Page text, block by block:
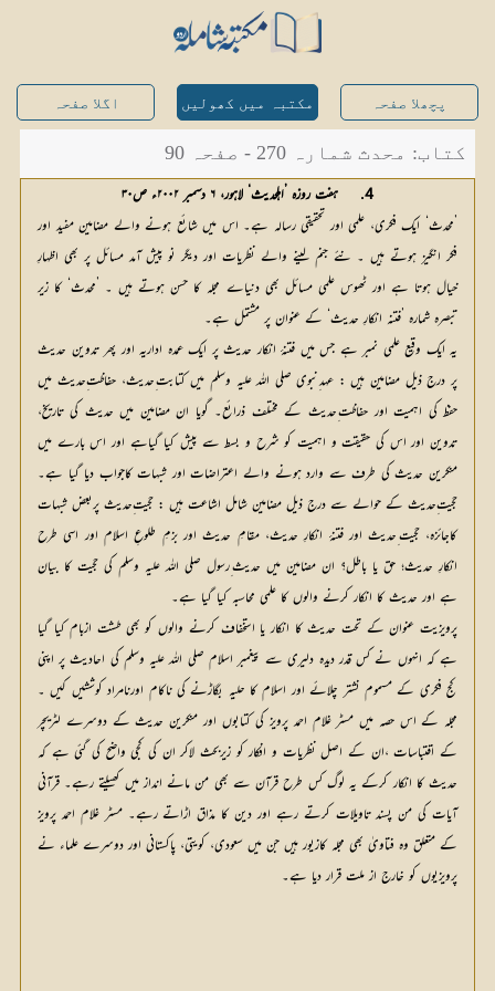
پچھلا صفحہ مکتبہ میں کھولیں اگلا صفحہ
کتاب: محدث شمارہ 270 - صفحہ 90
4. 	ہفت روزہ ’اہلحدیث‘ لاہور، ۶ دسمبر ۲۰۰۲ء ص۳۰
’محدث‘ ایک فکری، علمی اور تحقیقی رسالہ ہے۔ اس میں شائع ہونے والے مضامین مفید اور
فکر انگیز ہوتے ہیں ۔ نئے جنم لینے والے نظریات اور دیگر نو پیش آمد مسائل پر بھی اظہارِ
خیال ہوتا ہے اور ٹھوس علمی مسائل بھی دنیاے مجلہ کا حسن ہوتے ہیں ۔ ’محدث‘ کا زیر
تبصرہ شمارہ ’فتنہ انکارِ حدیث‘ کے عنوان پر مشتمل ہے۔
یہ ایک وقیع علمی نمبر ہے جس میں فتنۂ انکار حدیث پر ایک عمدہ اداریہ اور پھر تدوین حدیث
پر درج ذیل مضامین ہیں : عہد ِنبوی صلی اللہ علیہ وسلم میں کتابت ِحدیث، حفاظت ِحدیث میں
حفظ کی اہمیت اور حفاظت ِحدیث کے مختلف ذرائع۔ گویا ان مضامین میں حدیث کی تاریخ،
تدوین اور اس کی حقیقت و اہمیت کو شرح و بسط سے پیش کیا گیاہے اور اس بارے میں
منکرین حدیث کی طرف سے وارد ہونے والے اعتراضات اور شبہات کاجواب دیا گیا ہے۔
حجیت ِحدیث کے حوالے سے درج ذیل مضامین شامل اشاعت ہیں : حجیت ِحدیث پربعض شبہات
کاجائزہ، حجیت ِحدیث اور فتنۂ انکارِ حدیث، مقامِ حدیث اور بزمِ طلوعِ اسلام اور اسی طرح
انکارِ حدیث؛ حق یا باطل؟ ان مضامین میں حدیث ِرسول صلی اللہ علیہ وسلم کی حجیت کا بیان
ہے اور حدیث کا انکار کرنے والوں کا علمی محاسبہ کیا گیا ہے۔
پرویزیت عنوان کے تحت حدیث کا انکار یا استخفاف کرنے والوں کو بھی طشت ازبام کیا گیا
ہے کہ انہوں نے کس قدر دیدہ دلیری سے پیغمبر اسلام صلی اللہ علیہ وسلم کی احادیث پر اپنی
کج فکری کے مسموم نشتر چلائے اور اسلام کا حلیہ بگاڑنے کی ناکام اورنامراد کوششیں کیں ۔
مجلہ کے اس حصہ میں مسٹر غلام احمد پرویز کی کتابوں اور منکرین حدیث کے دوسرے لٹریچر
کے اقتباسات ،ان کے اصل نظریات و افکار کو زیربحث لاکر ان کی کجی واضح کی گئی ہے کہ
حدیث کا انکار کرکے یہ لوگ کس طرح قرآن سے بھی من مانے انداز میں کھیلتے رہے۔ قرآنی
آیات کی من پسند تاویلات کرتے رہے اور دین کا مذاق اڑاتے رہے۔ مسٹر غلام احمد پرویز
کے متعلق وہ فتاویٰ بھی مجلہ کازیور ہیں جن میں سعودی، کویتی، پاکستانی اور دوسرے علماء نے
پرویزیوں کو خارج از ملت قرار دیا ہے۔